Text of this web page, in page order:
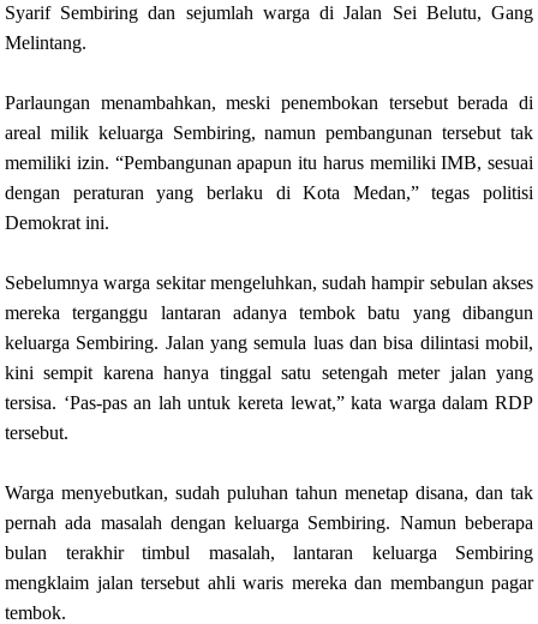
Syarif Sembiring dan sejumlah warga di Jalan Sei Belutu, Gang
Melintang.
Parlaungan menambahkan, meski penembokan tersebut berada di
areal milik keluarga Sembiring, namun pembangunan tersebut tak
memiliki izin. “Pembangunan apapun itu harus memiliki IMB, sesuai
dengan peraturan yang berlaku di Kota Medan,” tegas politisi
Demokrat ini.
Sebelumnya warga sekitar mengeluhkan, sudah hampir sebulan akses
mereka terganggu lantaran adanya tembok batu yang dibangun
keluarga Sembiring. Jalan yang semula luas dan bisa dilintasi mobil,
kini sempit karena hanya tinggal satu setengah meter jalan yang
tersisa. ‘Pas-pas an lah untuk kereta lewat,” kata warga dalam RDP
tersebut.
Warga menyebutkan, sudah puluhan tahun menetap disana, dan tak
pernah ada masalah dengan keluarga Sembiring. Namun beberapa
bulan terakhir timbul masalah, lantaran keluarga Sembiring
mengklaim jalan tersebut ahli waris mereka dan membangun pagar
tembok.